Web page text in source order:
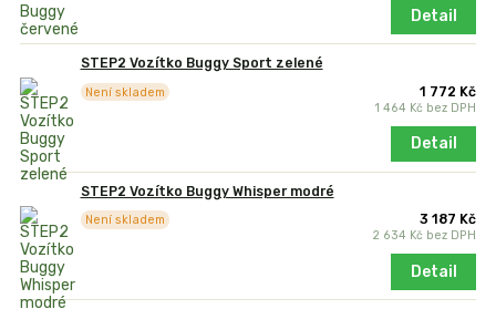
Detail
STEP2 Vozítko Buggy Sport zelené
1 772 Kč
1 464 Kč bez DPH
Není skladem
Detail
STEP2 Vozítko Buggy Whisper modré
3 187 Kč
2 634 Kč bez DPH
Není skladem
Detail